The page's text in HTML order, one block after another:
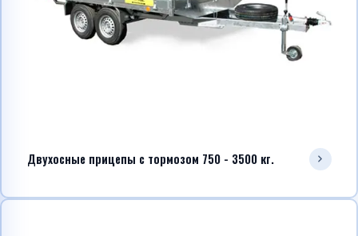
Двухосные прицепы с тормозом 750 - 3500 кг.